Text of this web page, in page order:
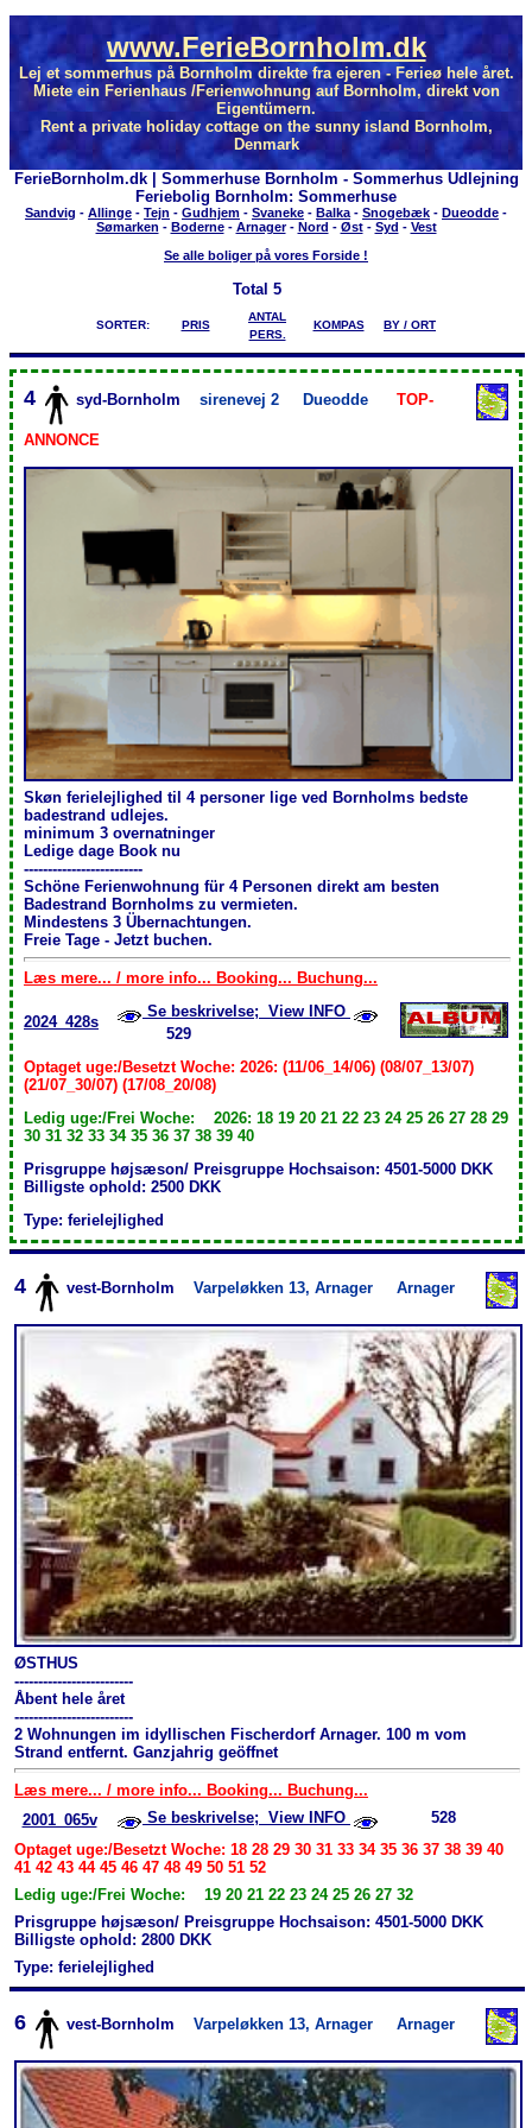
www.FerieBornholm.dk
Lej et sommerhus på Bornholm direkte fra ejeren - Ferieø hele året.
Miete ein Ferienhaus /Ferienwohnung auf Bornholm, direkt von
Eigentümern.
Rent a private holiday cottage on the sunny island Bornholm,
Denmark
FerieBornholm.dk | Sommerhuse Bornholm - Sommerhus Udlejning
Feriebolig Bornholm: Sommerhuse
Sandvig - Allinge - Tejn - Gudhjem - Svaneke - Balka - Snogebæk - Dueodde -
Sømarken - Boderne- Arnager- Nord - Øst- Syd - Vest
Se alle boliger på vores Forside !
Total 5
SORTER: PRIS
ANTAL
PERS.
KOMPAS BY / ORT
4 syd-Bornholm sirenevej 2 Dueodde TOP-
ANNONCE
Skøn ferielejlighed til 4 personer lige ved Bornholms bedste
badestrand udlejes.
minimum 3 overnatninger
Ledige dage Book nu
-------------------------
Schöne Ferienwohnung für 4 Personen direkt am besten
Badestrand Bornholms zu vermieten.
Mindestens 3 Übernachtungen .
Freie Tage - Jetzt buchen.
Læs mere... / more info... Booking... Buchung...
2024_428s
Se beskrivelse; View INFO
529
Optaget uge:/Besetzt Woche: 2026: (11/06_14/06) (08/07_13/07)
(21/07_30/07) (17/08_20/08)
Ledig uge:/Frei Woche: 2026: 18 19 20 21 22 23 24 25 26 27 28 29
30 31 32 33 34 35 36 37 38 39 40
Prisgruppe højsæson/ Preisgruppe Hochsaison: 4501-5000 DKK
Billigste ophold: 2500 DKK
Type: ferielejlighed
4 vest-Bornholm Varpeløkken 13, Arnager Arnager
ØSTHUS
-------------------------
Åbent hele året
-------------------------
2 Wohnungen im idyllischen Fischerdorf Arnager. 100 m vom
Strand entfernt. Ganzjahrig geöffnet
Læs mere... / more info... Booking... Buchung...
2001_065v
Se beskrivelse; View INFO
528
Optaget uge:/Besetzt Woche: 18 28 29 30 31 33 34 35 36 37 38 39 40
41 42 43 44 45 46 47 48 49 50 51 52
Ledig uge:/Frei Woche: 19 20 21 22 23 24 25 26 27 32
Prisgruppe højsæson/ Preisgruppe Hochsaison: 4501-5000 DKK
Billigste ophold: 2800 DKK
Type: ferielejlighed
6 vest-Bornholm Varpeløkken 13, Arnager Arnager